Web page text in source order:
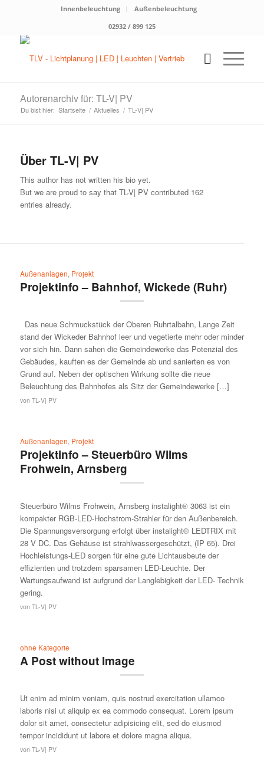
Innenbeleuchtung
Außenbeleuchtung
02932 / 899 125
Autorenarchiv für: TL-V| PV
Du bist hier: Startseite / Aktuelles / TL-V| PV
Über TL-V| PV
This author has not written his bio yet.
But we are proud to say that TL-V| PVcontributed 162
entries already.
Außenanlagen Projekt
Projektinfo – Bahnhof, Wickede (Ruhr)
Das neue Schmuckstück der Oberen Ruhrtalbahn, Lange Zeit
stand der Wickeder Bahnhof leer und vegetierte mehr oder minder
vor sich hin. Dann sahen die Gemeindewerke das Potenzial des
Gebäudes, kauften es der Gemeinde ab und sanierten es von
Grund auf. Neben der optischen Wirkung sollte die neue
Beleuchtung des Bahnhofes als Sitz der Gemeindewerke […]
von TL-V| PV
Außenanlagen Projekt
Projektinfo – Steuerbüro Wilms
Frohwein, Arnsberg
Steuerbüro Wilms Frohwein, Arnsberg instalight® 3063 ist ein
kompakter RGB-LED-Hochstrom-Strahler für den Außenbereich.
Die Spannungsversorgung erfolgt über instalight® LEDTRIX mit
28 V DC. Das Gehäuse ist strahlwassergeschützt, (IP 65). Drei
Hochleistungs-LED sorgen für eine gute Lichtausbeute der
effizienten und trotzdem sparsamen LED-Leuchte. Der
Wartungsaufwand ist aufgrund der Langlebigkeit der LED- Technik
gering.
von TL-V| PV
ohne Kategorie
A Post without Image
Ut enim ad minim veniam, quis nostrud exercitation ullamco
laboris nisi ut aliquip ex ea commodo consequat. Lorem ipsum
dolor sit amet, consectetur adipisicing elit, sed do eiusmod
tempor incididunt ut labore et dolore magna aliqua.
von TL-V| PV